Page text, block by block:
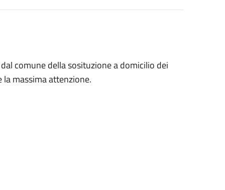
comune della sosituzione a domicilio dei
massima attenzione.